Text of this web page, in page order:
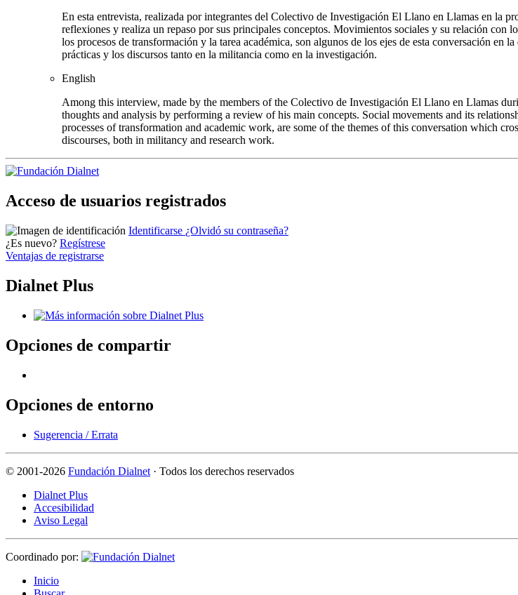
En esta entrevista, realizada por integrantes del Colectivo de Investigación El Llano en Llamas en la
reflexiones y realiza un repaso por sus principales conceptos. Movimientos sociales y su relación con
los procesos de transformación y la tarea académica, son algunos de los ejes de esta conversación
prácticas y los discursos tanto en la militancia como en la investigación.
English
Among this interview, made by the members of the Colectivo de Investigación El Llano en Llamas
thoughts and analysis by performing a review of his main concepts. Social movements and its
processes of transformation and academic work, are some of the themes of this conversation which
discourses, both in militancy and research work.
Acceso de usuarios registrados
Identificarse ¿Olvidó su contraseña?
¿Es nuevo? Regístrese
Ventajas de registrarse
Dialnet Plus
Opciones de compartir
Opciones de entorno
Sugerencia / Errata
© 2001-2026 Fundación Dialnet · Todos los derechos reservados
Dialnet Plus
Accesibilidad
Aviso Legal
Coordinado por:
Inicio